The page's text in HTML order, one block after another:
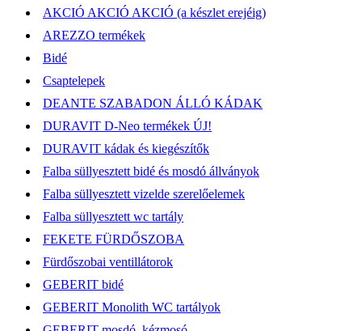
AKCIÓ AKCIÓ AKCIÓ (a készlet erejéig)
AREZZO termékek
Bidé
Csaptelepek
DEANTE SZABADON ÁLLÓ KÁDAK
DURAVIT D-Neo termékek ÚJ!
DURAVIT kádak és kiegészítők
Falba süllyesztett bidé és mosdó állványok
Falba süllyesztett vizelde szerelőelemek
Falba süllyesztett wc tartály
FEKETE FÜRDŐSZOBA
Fürdőszobai ventillátorok
GEBERIT bidé
GEBERIT Monolith WC tartályok